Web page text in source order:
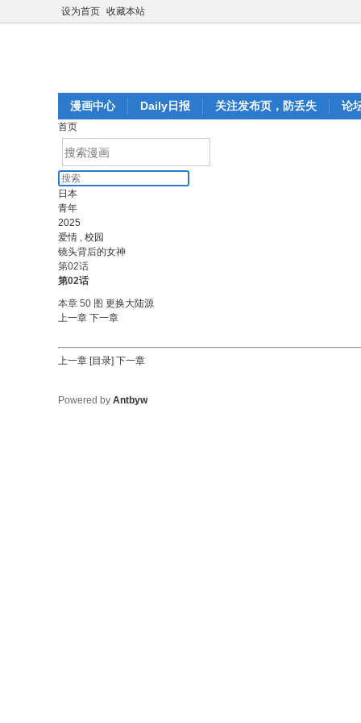
设为首页 收藏本站
漫画中心 Daily日报 关注发布页，防丢失 论
首页
日本
青年
2025
爱情 , 校园
镜头背后的女神
第02话
第02话
本章 50 图 更换大陆源
上一章 下一章
上一章 [目录] 下一章
Powered by Antbyw